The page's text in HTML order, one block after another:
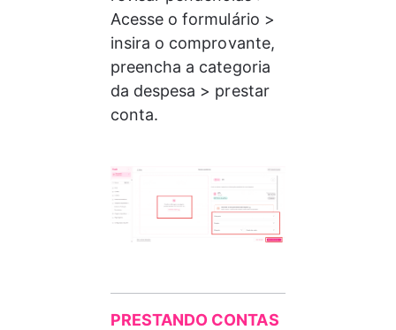
Acesse o formulário >
insira o comprovante,
preencha a categoria
da despesa > prestar
conta.
PRESTANDO CONTAS